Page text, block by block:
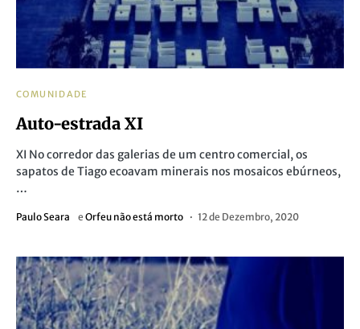
COMUNIDADE
Auto-estrada XI
XI No corredor das galerias de um centro comercial, os
sapatos de Tiago ecoavam minerais nos mosaicos ebúrneos,
…
Paulo Seara e Orfeu não está morto 12 de Dezembro, 2020